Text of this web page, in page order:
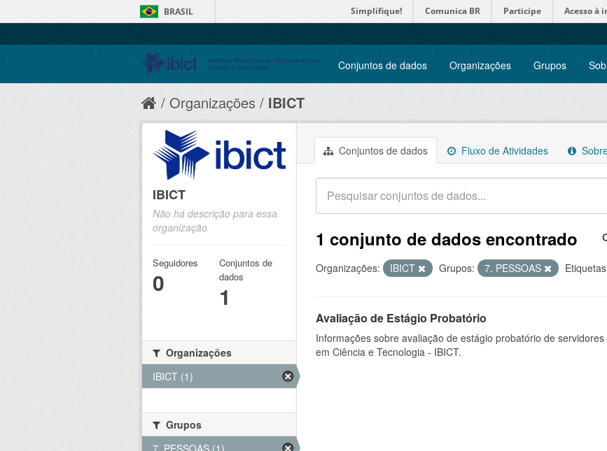
BRASIL Simplifique! Comunica BR Participe Acesso à
Conjuntos de dados Organizações Grupos
Organizações IBICT
Conjuntos de dados Fluxo de Atividades
1 conjunto de dados encontrado
Organizações: IBICT Grupos: 7. PESSOAS
Avaliação de Estágio Probatório
Informações sobre avaliação de estágio probatório de
em Ciência e Tecnologia - IBICT.
IBICT
Não há descrição para essa
organização
Seguidores
0
Conjuntos de
dados
1
Organizações
IBICT (1)
Grupos